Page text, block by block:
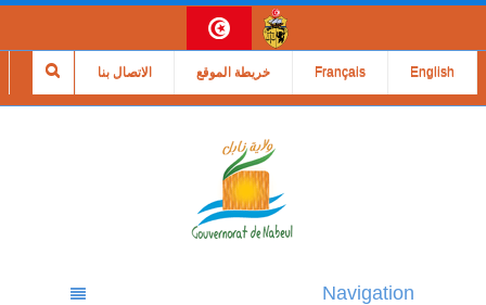
الاتصال بنا خريطة الموقع Français English
Navigation